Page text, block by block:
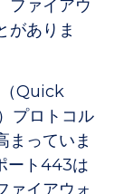
ファイアウ
がありま
（Quick
プロトコル
まっていま
ート443は
ァイアウォ